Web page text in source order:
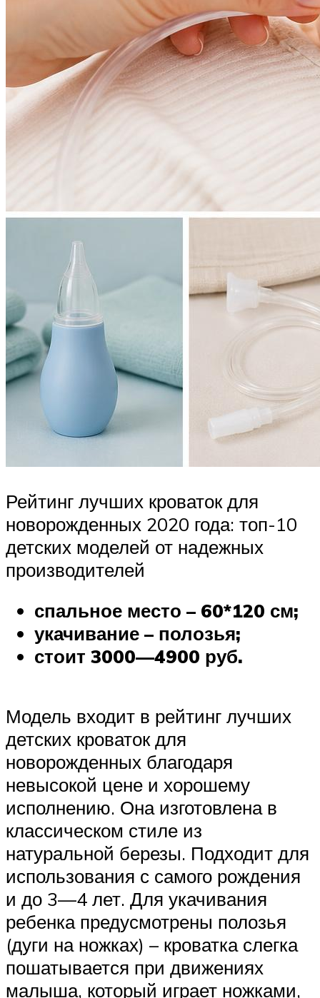
Рейтинг лучших кроваток для
новорожденных 2020 года: топ-10
детских моделей от надежных
производителей
спальное место – 60*120 см;
укачивание – полозья;
стоит 3000—4900 руб.
Модель входит в рейтинг лучших
детских кроваток для
новорожденных благодаря
невысокой цене и хорошему
исполнению. Она изготовлена в
классическом стиле из
натуральной березы. Подходит для
использования с самого рождения
и до 3—4 лет. Для укачивания
ребенка предусмотрены полозья
(дуги на ножках) – кроватка слегка
пошатывается при движениях
малыша, который играет ножками,